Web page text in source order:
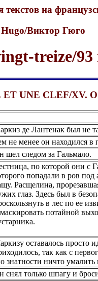
текстов на
Виктор Гюго
treize/93
UNE CLEF/XV. О
де Лантенак был не
не менее он находился в
шел следом за Гальмало.
по которой они с
попадали в ров под
Расщелина,
глаз. Здесь был в
в лес по ее
потайной
оставалось просто
так как с
знатности ничто умалить
снял только шпагу и